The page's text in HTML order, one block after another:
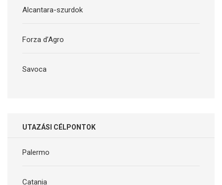
Alcantara-szurdok
Forza d’Agro
Savoca
UTAZÁSI CÉLPONTOK
Palermo
Catania